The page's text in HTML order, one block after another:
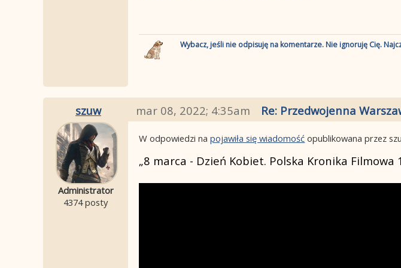
Wybacz, jeśli nie odpisuję na komentarze. Nie ignoruję Cię.
szuw mar 08, 2022; 4:35am Re: Przedwojenna
Administrator
4374 posty
W odpowiedzi napojawiła się wiadomość opublikowana przez
„8 marca - Dzień Kobiet. Polska Kronika Filmowa